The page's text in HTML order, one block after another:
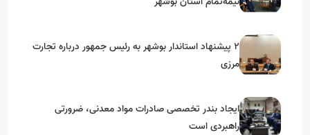
۲ پیشنهاد استاندار بوشهر به رئیس جمهور درباره تجارت
مرزی
ایجاد بندر تخصصی صادرات مواد معدنی، ضرورتی
راهبردی است